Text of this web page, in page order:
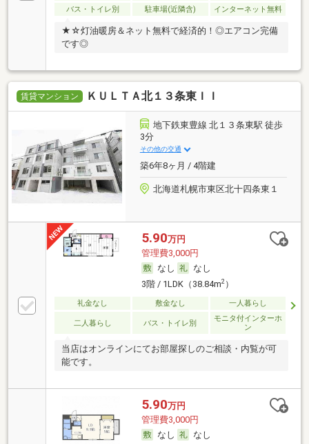
バス・トイレ別
駐車場(近隣含) インターネット無料
★☆灯油暖房＆ネット無料で経済的！◎エアコン完備
です◎
賃貸マンション ＫＵＬＴＡ北１３条東ＩＩ
地下鉄東豊線 北１３条東駅 徒歩
3分
その他の交通
築6年8ヶ月 / 4階建
北海道札幌市東区北十四条東１
5.90万円
管理費3,000円
なし
なし
3階 / 1LDK（38.84m2）
礼金なし 敷金なし 一人暮らし
二人暮らし バス・トイレ別
モニタ付インターホ
ン
当店はオンラインにてお部屋探しのご相談・内覧が可
能です。
5.90万円
管理費3,000円
なし
なし